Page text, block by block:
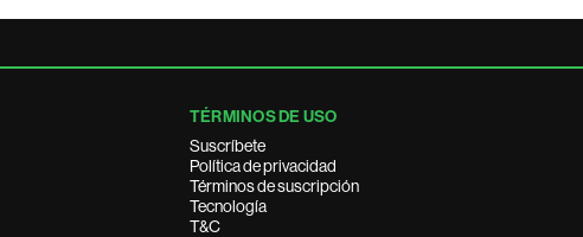
TÉRMINOS DE USO
Suscríbete
Política de privacidad
Términos de suscripción
Tecnología
T&C